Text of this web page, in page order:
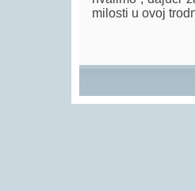
milosti u ovoj